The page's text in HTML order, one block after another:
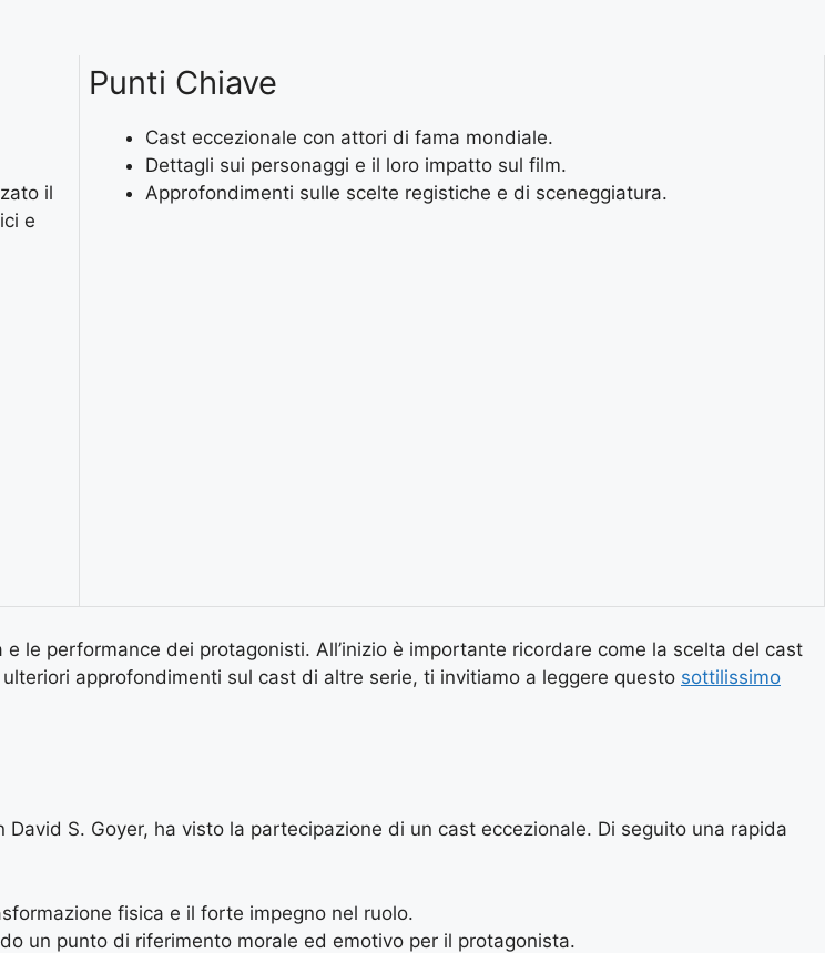
il
e
Punti Chiave
Cast eccezionale con attori di fama mondiale.
Dettagli sui personaggi e il loro impatto sul film.
Approfondimenti sulle scelte registiche e di sceneggiatura.
le performance dei protagonisti. All’inizio è importante ricordare come la scelta del cast
approfondimenti sul cast di altre serie, ti invitiamo a leggere questo sottilissimo
S. Goyer, ha visto la partecipazione di un cast eccezionale. Di seguito una rapida
fisica e il forte impegno nel ruolo.
un punto di riferimento morale ed emotivo per il protagonista.